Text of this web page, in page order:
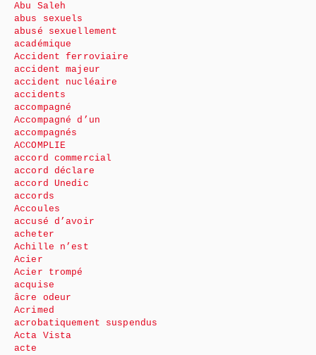
Abu Saleh
abus sexuels
abusé sexuellement
académique
Accident ferroviaire
accident majeur
accident nucléaire
accidents
accompagné
Accompagné d’un
accompagnés
ACCOMPLIE
accord commercial
accord déclare
accord Unedic
accords
Accoules
accusé d’avoir
acheter
Achille n’est
Acier
Acier trompé
acquise
âcre odeur
Acrimed
acrobatiquement suspendus
Acta Vista
acte